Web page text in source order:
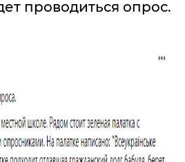
проводиться опрос.